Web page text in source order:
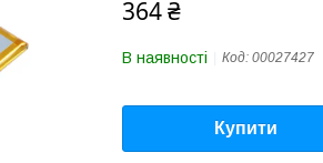
364 ₴
В наявності Код: 00027427
Купити